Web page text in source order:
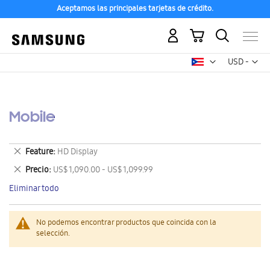
Aceptamos las principales tarjetas de crédito.
USD -
dólar
Mi carrito
Mobile
No podemos encontrar productos que coincida con la
selección.
Feature HD Display
Eliminar
este
artículo
Precio US$ 1,090.00 - US$ 1,099.99
Eliminar
este
artículo
Eliminar todo